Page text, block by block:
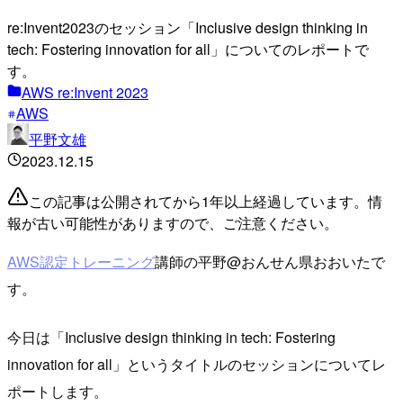
re:Invent2023のセッション「Inclusive design thinking in
tech: Fostering innovation for all」についてのレポートで
す。
AWS re:Invent 2023
AWS
平野文雄
2023.12.15
この記事は公開されてから1年以上経過しています。情
報が古い可能性がありますので、ご注意ください。
AWS認定トレーニング講師の平野@おんせん県おおいたで
す。
今日は「Inclusive design thinking in tech: Fostering
innovation for all」というタイトルのセッションについてレ
ポートします。